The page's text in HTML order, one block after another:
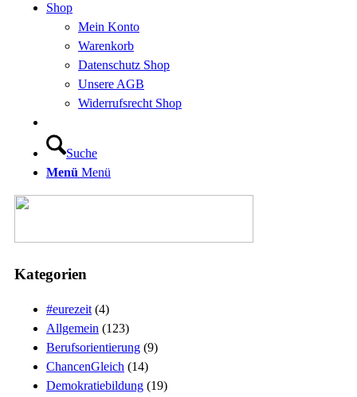
Shop
Mein Konto
Warenkorb
Datenschutz Shop
Unsere AGB
Widerrufsrecht Shop
Suche
Menü Menü
Kategorien
#eurezeit(4)
Allgemein (123)
Berufsorientierung (9)
ChancenGleich (14)
Demokratiebildung (19)